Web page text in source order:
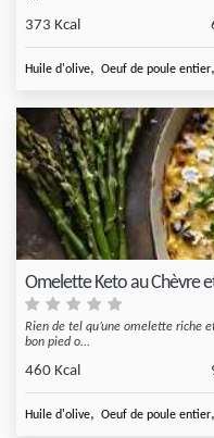
373 Kcal
Huile d'olive, Oeuf de poule entier,
Omelette Keto au Chèvre
Rien de tel qu’une omelette riche
bon pied o...
460 Kcal
Huile d'olive, Oeuf de poule entier,